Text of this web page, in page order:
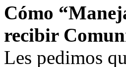
Cómo
recibir
Les pedimos